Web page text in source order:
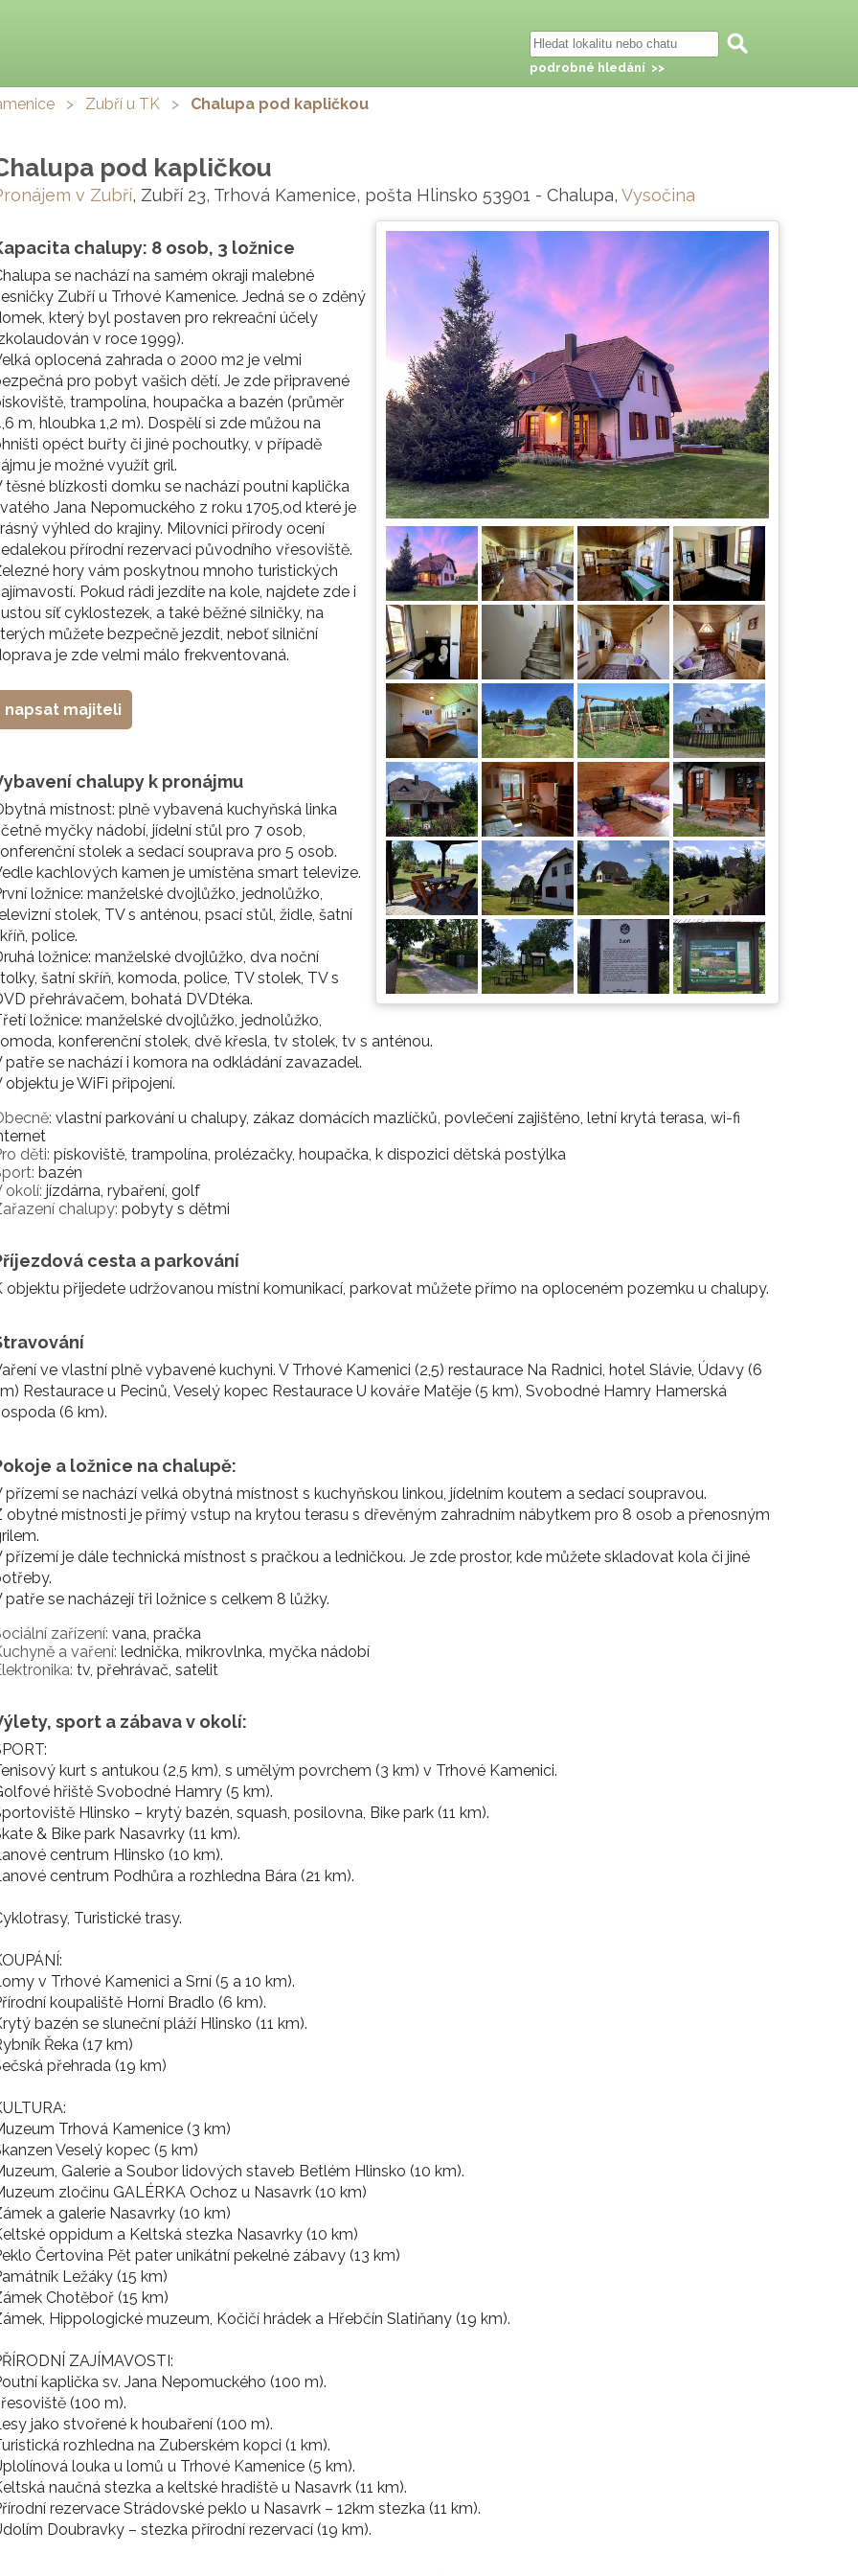
> Zubří u TK > Chalupa pod kapličkou
pod kapličkou
v Zubří, Zubří 23, Trhová Kamenice, pošta Hlinsko 53901 - Chalupa, Vysočina
chalupy: 8 osob, 3 ložnice
se nachází na samém okraji malebné
Zubří u Trhové Kamenice. Jedná se o zděný
který byl postaven pro rekreační účely
v roce 1999).
oplocená zahrada o 2000 m2 je velmi
pro pobyt vašich dětí. Je zde připravené
trampolína, houpačka a bazén (průměr
m, hloubka 1,2 m). Dospělí si zde můžou na
opéct buřty či jiné pochoutky, v případě
je možné využít gril.
těsné blízkosti domku se nachází poutní kaplička
Jana Nepomuckého z roku 1705,od které je
výhled do krajiny. Milovníci přírody ocení
přírodní rezervaci původního vřesoviště.
hory vám poskytnou mnoho turistických
Pokud rádi jezdíte na kole, najdete zde i
síť cyklostezek, a také běžné silničky, na
můžete bezpečně jezdit, neboť silniční
je zde velmi málo frekventovaná.
napsat majiteli
chalupy k pronájmu
místnost: plně vybavená kuchyňská linka
myčky nádobí, jídelní stůl pro 7 osob,
stolek a sedací souprava pro 5 osob.
kachlových kamen je umístěna smart televize.
ložnice: manželské dvojlůžko, jednolůžko,
stolek, TV s anténou, psací stůl, židle, šatní
police.
ložnice: manželské dvojlůžko, dva noční
šatní skříň, komoda, police, TV stolek, TV s
přehrávačem, bohatá DVDtéka.
ložnice: manželské dvojlůžko, jednolůžko,
konferenční stolek, dvě křesla, tv stolek, tv s anténou.
patře se nachází i komora na odkládání zavazadel.
objektu je WiFi připojení.
vlastní parkování u chalupy, zákaz domácích mazlíčků, povlečení zajištěno, letní krytá terasa, wi-fi
děti: pískoviště, trampolína, prolézačky, houpačka, k dispozici dětská postýlka
bazén
okolí: jízdárna, rybaření, golf
chalupy: pobyty s dětmi
cesta a parkování
objektu přijedete udržovanou místní komunikací, parkovat můžete přímo na oploceném pozemku u chalupy.
ve vlastní plně vybavené kuchyni. V Trhové Kamenici (2,5) restaurace Na Radnici, hotel Slávie, Údavy (6
Restaurace u Pecinů, Veselý kopec Restaurace U kováře Matěje (5 km), Svobodné Hamry Hamerská
(6 km).
a ložnice na chalupě:
přízemí se nachází velká obytná místnost s kuchyňskou linkou, jídelním koutem a sedací soupravou.
obytné místnosti je přímý vstup na krytou terasu s dřevěným zahradním nábytkem pro 8 osob a přenosným
přízemí je dále technická místnost s pračkou a ledničkou. Je zde prostor, kde můžete skladovat kola či jiné
patře se nacházejí tři ložnice s celkem 8 lůžky.
zařízení: vana, pračka
a vaření: lednička, mikrovlnka, myčka nádobí
tv, přehrávač, satelit
sport a zábava v okolí:
kurt s antukou (2,5 km), s umělým povrchem (3 km) v Trhové Kamenici.
hřiště Svobodné Hamry (5 km).
Hlinsko – krytý bazén, squash, posilovna, Bike park (11 km).
& Bike park Nasavrky (11 km).
centrum Hlinsko (10 km).
centrum Podhůra a rozhledna Bára (21 km).
Turistické trasy.
v Trhové Kamenici a Srní (5 a 10 km).
koupaliště Horní Bradlo (6 km).
bazén se sluneční pláží Hlinsko (11 km).
Řeka (17 km)
přehrada (19 km)
Trhová Kamenice (3 km)
Veselý kopec (5 km)
Galerie a Soubor lidových staveb Betlém Hlinsko (10 km).
zločinu GALÉRKA Ochoz u Nasavrk (10 km)
a galerie Nasavrky (10 km)
oppidum a Keltská stezka Nasavrky (10 km)
Čertovina Pět pater unikátní pekelné zábavy (13 km)
Ležáky (15 km)
Chotěboř (15 km)
Hippologické muzeum, Kočičí hrádek a Hřebčín Slatiňany (19 km).
ZAJÍMAVOSTI:
kaplička sv. Jana Nepomuckého (100 m).
(100 m).
jako stvořené k houbaření (100 m).
rozhledna na Zuberském kopci (1 km).
louka u lomů u Trhové Kamenice (5 km).
naučná stezka a keltské hradiště u Nasavrk (11 km).
rezervace Strádovské peklo u Nasavrk – 12km stezka (11 km).
Doubravky – stezka přírodní rezervací (19 km).
podrobné hledání >>